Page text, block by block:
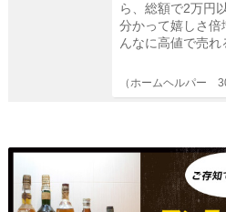
ら、総額で2万円
分かって嬉しさ倍
んなに高値で売れ
（ホームヘルパー